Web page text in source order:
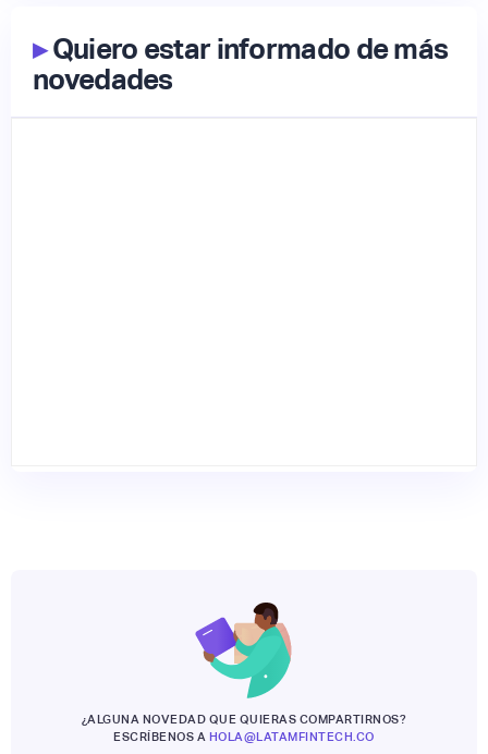
▸Quiero estar informado de más
novedades
¿ALGUNA NOVEDAD QUE QUIERAS COMPARTIRNOS?
ESCRÍBENOS A HOLA@LATAMFINTECH.CO